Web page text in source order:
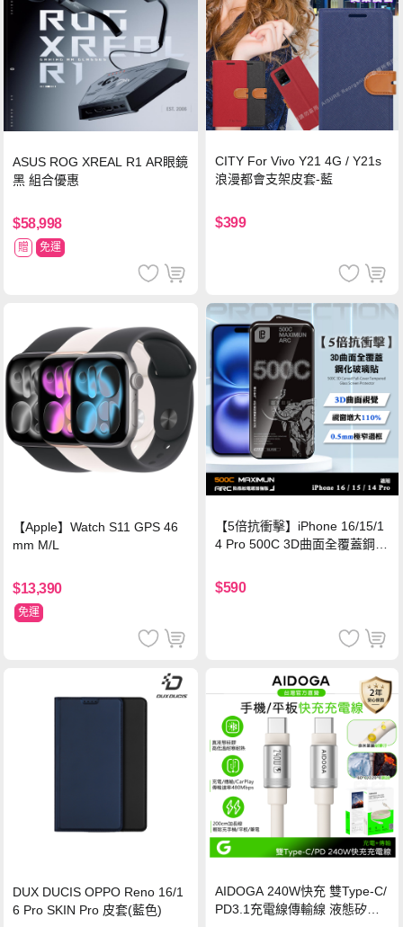
ASUS ROG XREAL R1 AR眼鏡
黑 組合優惠
$58,998
贈 免運
CITY For Vivo Y21 4G / Y21s
浪漫都會支架皮套-藍
$399
【Apple】Watch S11 GPS 46
mm M/L
$13,390
免運
【5倍抗衝擊】iPhone 16/15/1
4 Pro 500C 3D曲面全覆蓋鋼化
保護貼
$590
DUX DUCIS OPPO Reno 16/1
6 Pro SKIN Pro 皮套(藍色)
AIDOGA 240W快充 雙Type-C/
PD3.1充電線傳輸線 液態矽膠